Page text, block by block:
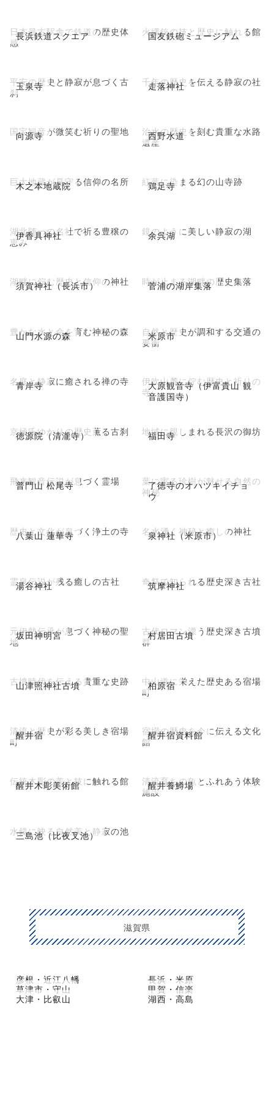
長浜鉄道スクエア
日本最古駅舎で鉄道の歴史体
感
国友鉄砲ミュージアム
火縄銃の技と歴史に触れる館
玉泉寺
平安の歴史と静寂が息づく古
刹
走落神社
千年の歴史を伝える静寂の社
向源寺
国宝観音が微笑む祈りの聖地 西野水道
治水の歴史を刻む貴重な水路
遺産
木之本地蔵院
巨大地蔵が見守る信仰の名所 鶏足寺
紅葉に染まる幻の山寺跡
伊香具神社
湖北随一の名社で祈る豊穣の
恵み
余呉湖
鏡のように美しい静寂の湖
須賀神社（長浜市）
湖畔に佇む歴史と信仰の神社 菅浦の湖岸集落
時が止まる湖畔の歴史集落
山門水源の森
豊かな水と命を育む神秘の森 米原市
自然と歴史が調和する交通の
要衝
青岸寺
名庭と静寂に癒される禅の寺
大原観音寺（伊富貴山 観
音護国寺）
伊吹山麓に佇む歴史と祈りの
寺
徳源院（清瀧寺）
京極氏ゆかりの歴史薫る古刹 福田寺
地域に親しまれる長沢の御坊
普門山 松尾寺
飛来観音伝説が息づく霊場
了徳寺のオハツキイチョ
ウ
葉に実る珍樹が魅せる自然の
神秘
八葉山 蓮華寺
歴史と文化が息づく浄土の寺 泉神社（米原市）
名水湧く神秘と癒しの神社
湯谷神社
霊泉伝説が残る癒しの古社 筑摩神社
奇祭で知られる歴史深き古社
坂田神明宮
元伊勢伝承が息づく神秘の聖
地
村居田古墳
古代ロマン漂う歴史深き古墳
群
山津照神社古墳
古墳時代を伝える貴重な史跡 柏原宿
中山道に栄えた歴史ある宿場
町
醒井宿
清流と歴史が彩る美しき宿場
町
醒井宿資料館
宿場の歴史を今に伝える文化
館
醒井木彫美術館
伝統木彫の美と技に触れる館 醒井養鱒場
清流育ちの魚とふれあう体験
施設
三島池（比夜叉池）
水鏡に映る自然美と静寂の池
滋賀県
彦根・近江八幡
長浜・米原
草津市・守山
甲賀・信楽
大津・比叡山
湖西・高島